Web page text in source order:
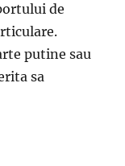
de
putine sau
sa